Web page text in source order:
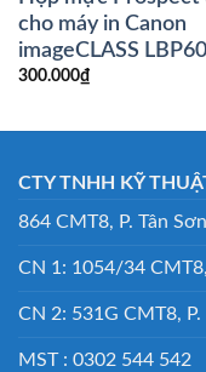
cho máy in Canon
imageCLASS
300.000₫
CTY TNHH KỸ
864 CMT8, P. Tân
CN 1: 1054/34
CN 2: 531G CMT8,
MST : 0302 544 542